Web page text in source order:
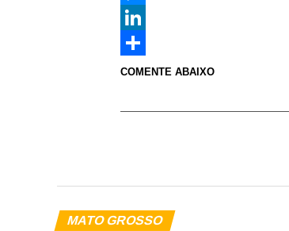
Messenger
LinkedIn
Share
COMENTE ABAIXO
MATO GROSSO